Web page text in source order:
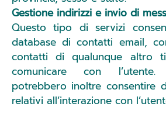
Gestione indirizzi e invio di
Questo tipo di servizi
database di contatti email,
contatti di qualunque altro
comunicare con
potrebbero inoltre consentire
relativi all’interazione con